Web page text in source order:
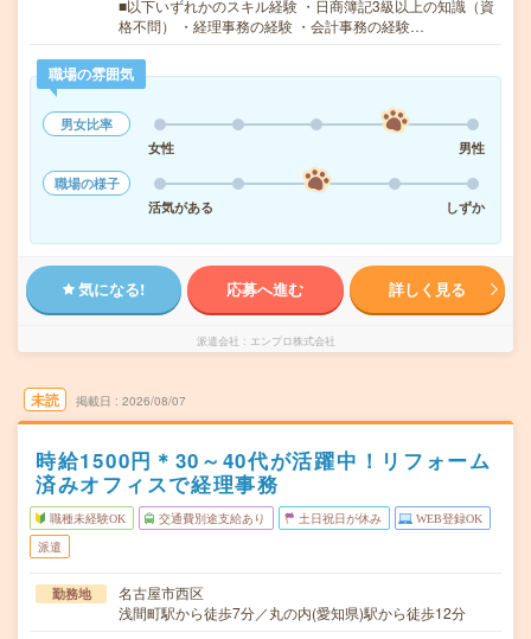
■以下いずれかのスキル経験 ・日商簿記3級以上の知識（資
格不問） ・経理事務の経験 ・会計事務の経験…
職場の雰囲気
男女比率
女性
男性
職場の様子
活気がある
しずか
気になる! 応募へ進む 詳しく見る
派遣会社 エンプロ株式会社
未読 掲載日 2026/08/07
時給1500円＊30～40代が活躍中！リフォーム
済みオフィスで経理事務
職種未経験OK 交通費別途支給あり 土日祝日が休み WEB登録OK
派遣
勤務地
名古屋市西区
浅間町駅から徒歩7分／丸の内(愛知県)駅から徒歩12分